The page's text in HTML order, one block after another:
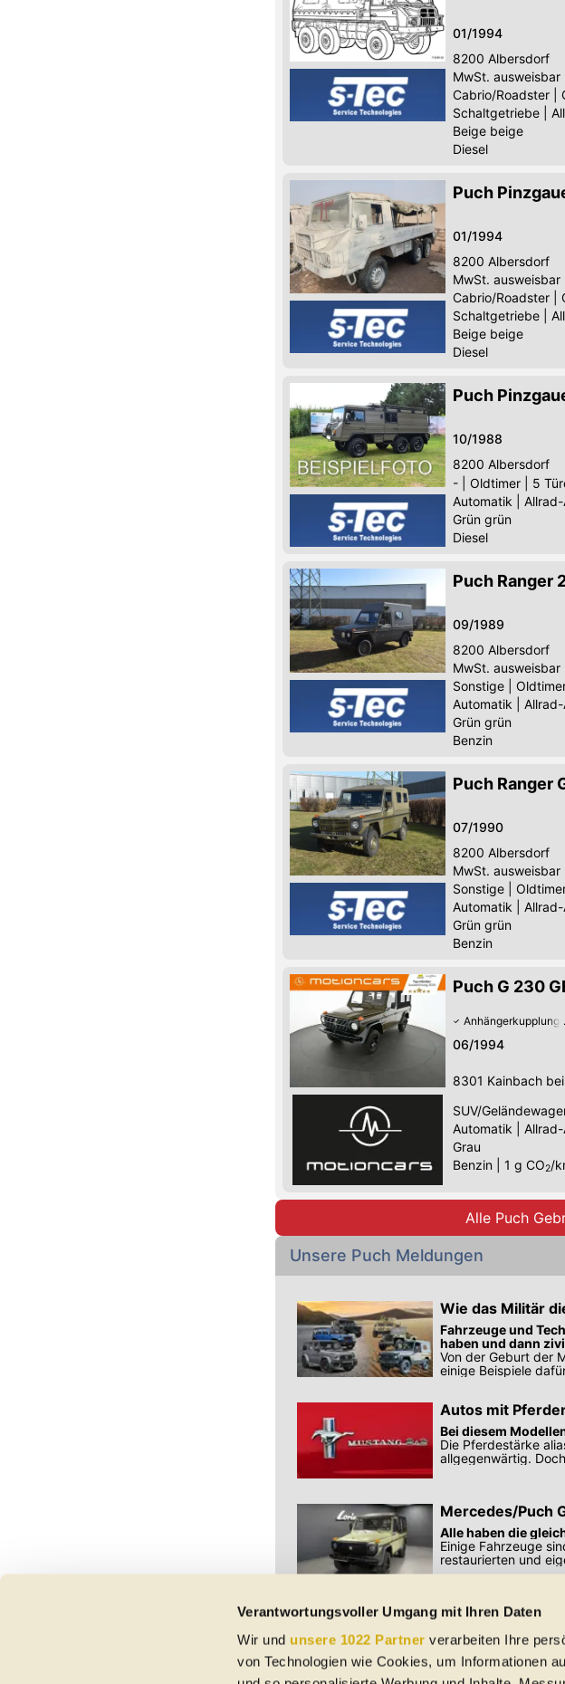
Verantwortungsvoller Umgang mit Ihren Daten
Wir und unsere 1022 Partner verarbeiten Ihre
von Technologien wie Cookies, um Informationen
01/1994
8200 Albersdorf
MwSt. ausweisbar
Cabrio/Roadster
Schaltgetriebe
Beige beige
Diesel
Puch
01/1994
8200 Albersdorf
MwSt. ausweisbar
Cabrio/Roadster
Schaltgetriebe
Beige beige
Diesel
Puch
10/1988
8200 Albersdorf
-
Oldtimer
5
Automatik
Grün grün
Diesel
Puch Ranger
09/1989
8200 Albersdorf
MwSt. ausweisbar
Sonstige
Automatik
Grün grün
Benzin
Puch Ranger
07/1990
8200 Albersdorf
MwSt. ausweisbar
Sonstige
Automatik
Grün grün
Benzin
Puch G 230
Anhängerkupplung
06/1994
8301 Kainbach
SUV/
Automatik
Grau
Benzin
1 g CO2/
Alle Puch
Unsere Puch Meldungen
Wie das Militär
Fahrzeuge und
haben und dann
Von der Geburt der
einige Beispiele
Autos mit
Bei diesem
Die Pferdestärke
allgegenwärtig.
Mercedes/Puch
Alle haben die
Einige Fahrzeuge
restaurierten und
Preisangaben in den
Vorbehaltlich Irrtümer, Schreibfehler und
etc. beziehen sich auf EU-Normen sowie auf